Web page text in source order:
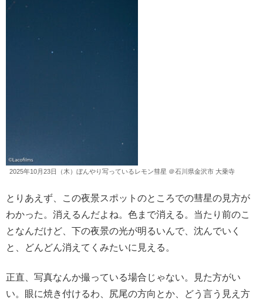
2025年10月23日（木）ぼんやり写っているレモン彗星 ＠石川県金沢市 大乗寺
とりあえず、この夜景スポットのところでの彗星の見方が
わかった。消えるんだよね。色まで消える。当たり前のこ
となんだけど、下の夜景の光が明るいんで、沈んでいく
と、どんどん消えてくみたいに見える。
正直、写真なんか撮っている場合じゃない。見た方がい
い。眼に焼き付けるわ、尻尾の方向とか、どう言う見え方